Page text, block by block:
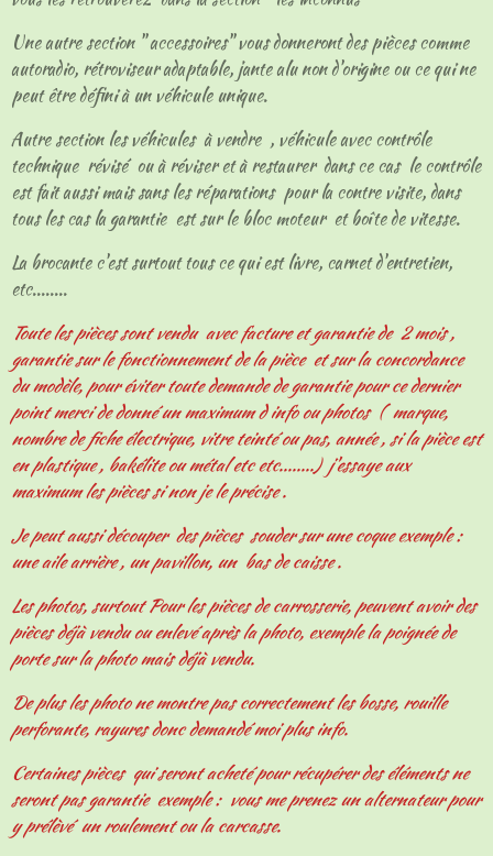
Une autre section " accessoires" vous donneront des pièces comme
autoradio, rétroviseur adaptable, jante alu non d'origine ou ce qui ne
peut être défini à un véhicule unique.
Autre section les véhicules à vendre , véhicule avec contrôle
technique révisé ou à réviser et à restaurer dans ce cas le contrôle
est fait aussi mais sans les réparations pour la contre visite, dans
tous les cas la garantie est sur le bloc moteur et boîte de vitesse.
La brocante c'est surtout tous ce qui est livre, carnet d'entretien,
etc........
Toute les pièces sont vendu avec facture et garantie de 2 mois ,
garantie sur le fonctionnement de la pièce et sur la concordance
du modèle, pour éviter toute demande de garantie pour ce dernier
point merci de donné un maximum d info ou photos ( marque,
nombre de fiche électrique, vitre teinté ou pas, année , si la pièce est
en plastique , bakélite ou métal etc etc........) j'essaye aux
maximum les pièces si non je le précise .
Je peut aussi découper des pièces souder sur une coque exemple :
une aile arrière , un pavillon, un bas de caisse .
Les photos, surtout Pour les pièces de carrosserie, peuvent avoir des
pièces déjà vendu ou enlevé après la photo, exemple la poignée de
porte sur la photo mais déjà vendu.
De plus les photo ne montre pas correctement les bosse, rouille
perforante, rayures donc demandé moi plus info.
Certaines pièces qui seront acheté pour récupérer des éléments ne
seront pas garantie exemple : vous me prenez un alternateur pour
y prélèvé un roulement ou la carcasse.